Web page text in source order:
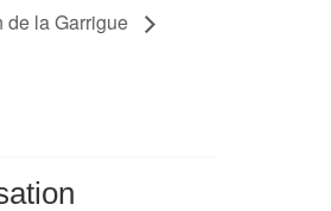
de la Garrigue